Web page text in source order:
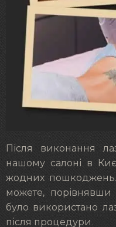
Після виконання
нашому салоні в
жодних
можете, порівнявши
було використано
після процедури.